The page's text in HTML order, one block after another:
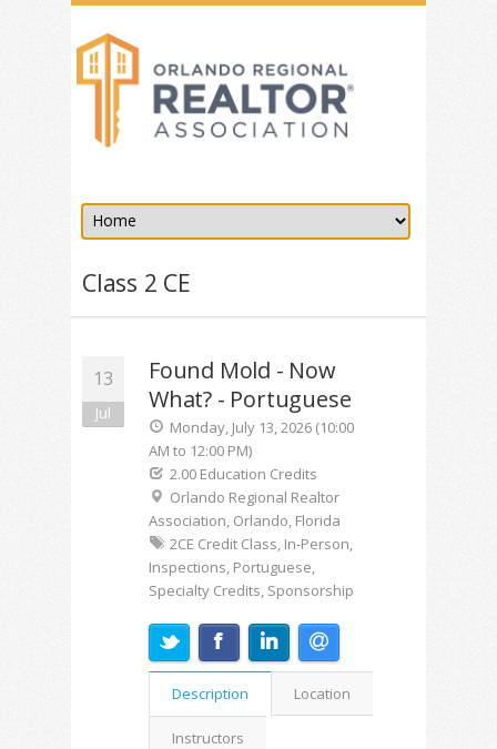
Class 2 CE
13
Jul
Found Mold - Now
What? - Portuguese
Monday, July 13, 2026 (10:00
AM to 12:00 PM)
2.00 Education Credits
Orlando Regional Realtor
Association, Orlando, Florida
2CE Credit Class, In-Person,
Inspections, Portuguese,
Specialty Credits, Sponsorship
Description Location
Instructors